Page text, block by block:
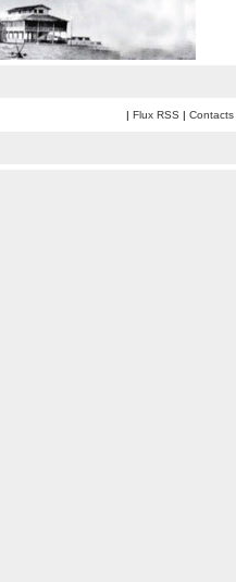
| Flux RSS | Contacts